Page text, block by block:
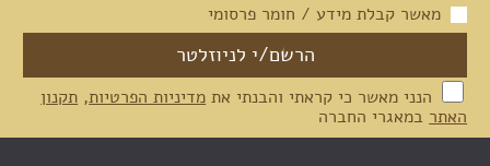
מאשר קבלת מידע / חומר פרסומי
הנני מאשר כי קראתי והבנתי את מדיניות הפרטיות, תקנון
האתר במאגרי החברה